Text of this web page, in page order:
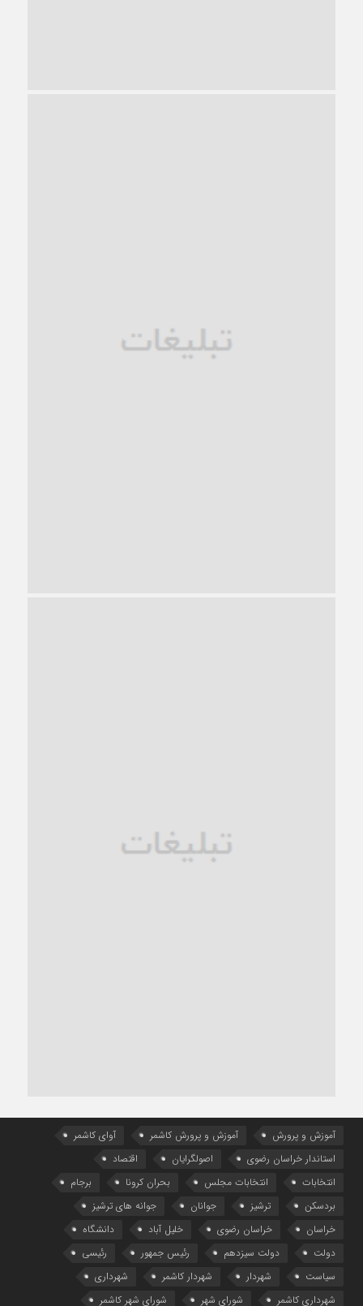
آموزش و پرورش آموزش و پرورش کاشمر
آوای کاشمر
استاندار خراسان رضوی
اصولگرایان
اقتصاد
انتخابات
انتخابات مجلس بحران کرونا
برجام
بردسکن
ترشیز جوانان
جوانه های ترشیز
خراسان
خراسان رضوی خلیل آباد
دانشگاه
دولت
دولت سیزدهم رئیس جمهور
رئیسی
سیاست
شهردار شهردار کاشمر
شهرداری
شهرداری کاشمر
شورای شهر شورای شهر کاشمر